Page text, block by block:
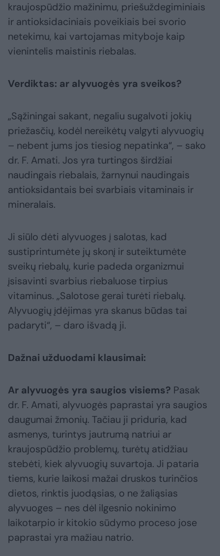
kraujospūdžio mažinimu, priešuždegiminiais
ir antioksidaciniais poveikiais bei svorio
netekimu, kai vartojamas mityboje kaip
vienintelis maistinis riebalas.
Verdiktas: ar alyvuogės yra sveikos?
„Sąžiningai sakant, negaliu sugalvoti jokių
priežasčių, kodėl nereikėtų valgyti alyvuogių
– nebent jums jos tiesiog nepatinka“, – sako
dr. F. Amati. Jos yra turtingos širdžiai
naudingais riebalais, žarnynui naudingais
antioksidantais bei svarbiais vitaminais ir
mineralais.
Ji siūlo dėti alyvuoges į salotas, kad
sustiprintumėte jų skonį ir suteiktumėte
sveikų riebalų, kurie padeda organizmui
įsisavinti svarbius riebaluose tirpius
vitaminus. „Salotose gerai turėti riebalų.
Alyvuogių įdėjimas yra skanus būdas tai
padaryti“, – daro išvadą ji.
Dažnai užduodami klausimai:
Ar alyvuogės yra saugios visiems? Pasak
dr. F. Amati, alyvuogės paprastai yra saugios
daugumai žmonių. Tačiau ji priduria, kad
asmenys, turintys jautrumą natriui ar
kraujospūdžio problemų, turėtų atidžiau
stebėti, kiek alyvuogių suvartoja. Ji pataria
tiems, kurie laikosi mažai druskos turinčios
dietos, rinktis juodąsias, o ne žaliąsias
alyvuoges – nes dėl ilgesnio nokinimo
laikotarpio ir kitokio sūdymo proceso jose
paprastai yra mažiau natrio.